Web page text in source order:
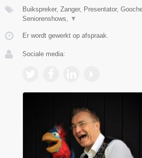
Buikspreker, Zanger, Presentator,
Seniorenshows, ▼
Er wordt gewerkt op afspraak.
Sociale media: